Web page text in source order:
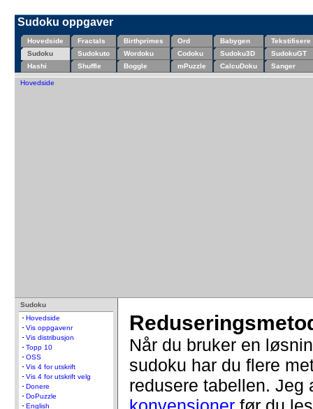
Sudoku oppgaver
Hovedside Fractals Birthprimes Ord Babygen
Tekstifisere
Sudoku
Sudokuto Wordoku Codoku Sudoku3D
SudokuGT
Hashi
Shuffle Boggle mPuzzle CalcuDoku Sanger
Hovedside
Sudoku
Hovedside
Vis oppgavenr
Vis distribusjon
Topp 10
OSS
Vis 4 for utskrift
Vis 4 for utskrift velg
Donere
DoPuzzle
English
Når du bruker en
sudoku har du flere
redusere tabellen. Jeg